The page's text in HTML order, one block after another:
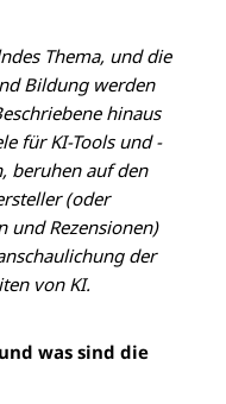
Thema, und die
Bildung werden
hinaus
für KI-Tools und -
beruhen auf den
(oder
und Rezensionen)
der
von KI.
was sind die